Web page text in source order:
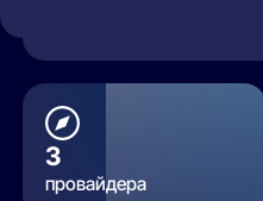
3
провайдера